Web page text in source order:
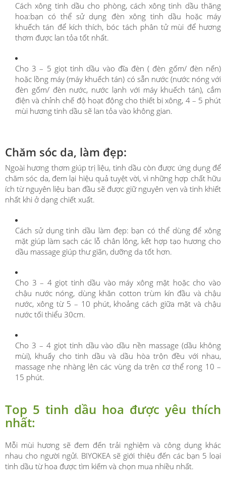
Cách xông tinh dầu cho phòng, cách xông tinh dầu thăng
hoa:bạn có thể sử dụng đèn xông tinh dầu hoặc máy
khuếch tán để kích thích, bóc tách phân tử mùi để hương
thơm được lan tỏa tốt nhất.
Cho 3 – 5 giọt tinh dầu vào đĩa đèn ( đèn gốm/ đèn nến)
hoặc lồng máy (máy khuếch tán) có sẵn nước (nước nóng với
đèn gốm/ đèn nước, nước lạnh với máy khuếch tán), cắm
điện và chỉnh chế độ hoạt động cho thiết bị xông, 4 – 5 phút
mùi hương tinh dầu sẽ lan tỏa vào không gian.
Chăm sóc da, làm đẹp:
Ngoài hương thơm giúp trị liệu, tinh dầu còn được ứng dụng để
chăm sóc da, đem lại hiệu quả tuyệt vời, vì những hợp chất hữu
ích từ nguyên liệu ban đầu sẽ được giữ nguyên vẹn và tinh khiết
nhất khi ở dạng chiết xuất.
Cách sử dụng tinh dầu làm đẹp: bạn có thể dùng để xông
mặt giúp làm sạch các lỗ chân lông, kết hợp tạo hương cho
dầu massage giúp thư giãn, dưỡng da tốt hơn.
Cho 3 – 4 giọt tinh dầu vào máy xông mặt hoặc cho vào
chậu nước nóng, dùng khăn cotton trùm kín đầu và chậu
nước, xông từ 5 – 10 phút, khoảng cách giữa mặt và chậu
nước tối thiểu 30cm.
Cho 3 – 4 giọt tinh dầu vào dầu nền massage (dầu không
mùi), khuấy cho tinh dầu và dầu hòa trộn đều với nhau,
massage nhẹ nhàng lên các vùng da trên cơ thể rong 10 –
15 phút.
Top 5 tinh dầu hoa được yêu thích
nhất:
Mỗi mùi hương sẽ đem đến trải nghiệm và công dụng khác
nhau cho người ngửi. BIYOKEA sẽ giới thiệu đến các bạn 5 loại
tinh dầu từ hoa được tìm kiếm và chọn mua nhiều nhất.